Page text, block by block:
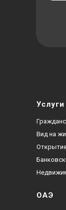
Услуги
Вид на
ОАЭ